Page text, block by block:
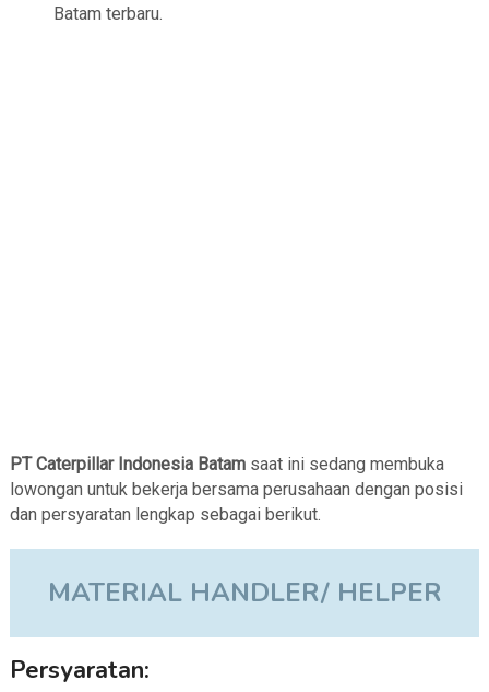
Batam terbaru.
PT Caterpillar Indonesia Batamsaat ini sedang membuka
lowongan untuk bekerja bersama perusahaan dengan posisi
dan persyaratan lengkap sebagai berikut.
MATERIAL HANDLER/ HELPER
Persyaratan: